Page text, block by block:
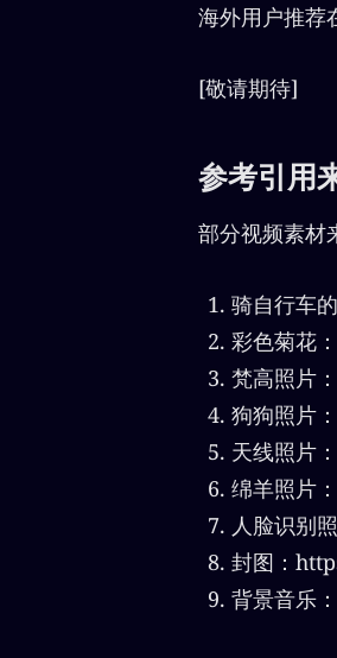
海外用户推荐
[敬请期待]
参考引用
部分视频素材
骑自行车
彩色菊花
梵高照片
狗狗照片
天线照片
绵羊照片
人脸识别
封图：
背景音乐